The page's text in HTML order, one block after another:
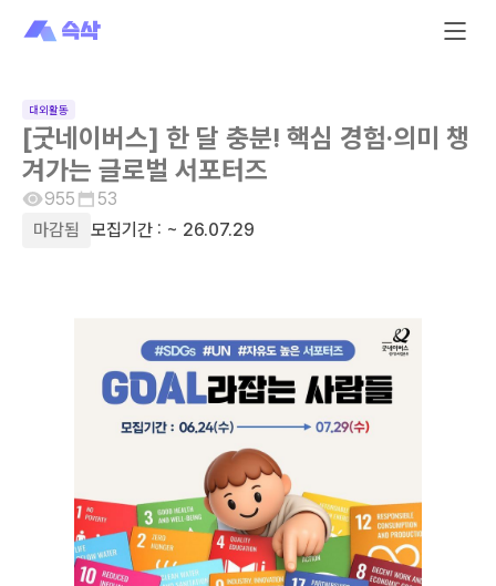
대외활동
[굿네이버스] 한 달 충분! 핵심 경험·의미 챙
겨가는 글로벌 서포터즈
955
53
마감됨
모집기간 : ~ 26.07.29